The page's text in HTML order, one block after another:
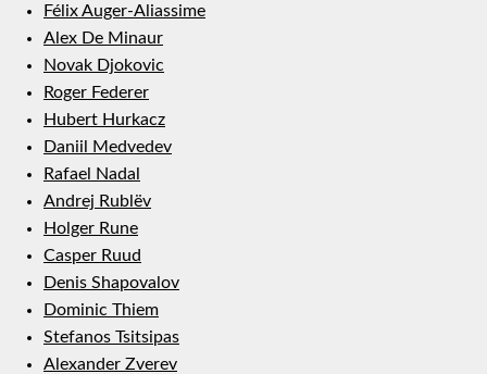
Félix Auger-Aliassime
Alex De Minaur
Novak Djokovic
Roger Federer
Hubert Hurkacz
Daniil Medvedev
Rafael Nadal
Andrej Rublëv
Holger Rune
Casper Ruud
Denis Shapovalov
Dominic Thiem
Stefanos Tsitsipas
Alexander Zverev